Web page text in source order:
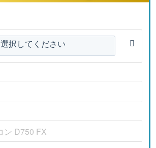
選択してください